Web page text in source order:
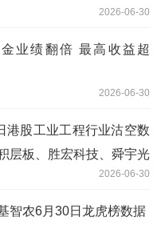
2026-06-30
业绩翻倍 最高收益超
2026-06-30
港股工业工程行业沽空数
层板、胜宏科技、舜宇光
2026-06-30
智农6月30日龙虎榜数据